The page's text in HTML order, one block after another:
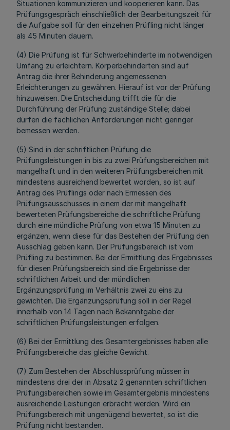
Situationen kommunizieren und kooperieren kann. Das
Prüfungsgespräch einschließlich der Bearbeitungszeit für
die Aufgabe soll für den einzelnen Prüfling nicht länger
als 45 Minuten dauern.
(4) Die Prüfung ist für Schwerbehinderte im notwendigen
Umfang zu erleichtern. Körperbehinderten sind auf
Antrag die ihrer Behinderung angemessenen
Erleichterungen zu gewähren. Hierauf ist vor der Prüfung
hinzuweisen. Die Entscheidung trifft die für die
Durchführung der Prüfung zuständige Stelle; dabei
dürfen die fachlichen Anforderungen nicht geringer
bemessen werden.
(5) Sind in der schriftlichen Prüfung die
Prüfungsleistungen in bis zu zwei Prüfungsbereichen mit
mangelhaft und in den weiteren Prüfungsbereichen mit
mindestens ausreichend bewertet worden, so ist auf
Antrag des Prüflings oder nach Ermessen des
Prüfungsausschusses in einem der mit mangelhaft
bewerteten Prüfungsbereiche die schriftliche Prüfung
durch eine mündliche Prüfung von etwa 15 Minuten zu
ergänzen, wenn diese für das Bestehen der Prüfung den
Ausschlag geben kann. Der Prüfungsbereich ist vom
Prüfling zu bestimmen. Bei der Ermittlung des Ergebnisses
für diesen Prüfungsbereich sind die Ergebnisse der
schriftlichen Arbeit und der mündlichen
Ergänzungsprüfung im Verhältnis zwei zu eins zu
gewichten. Die Ergänzungsprüfung soll in der Regel
innerhalb von 14 Tagen nach Bekanntgabe der
schriftlichen Prüfungsleistungen erfolgen.
(6) Bei der Ermittlung des Gesamtergebnisses haben alle
Prüfungsbereiche das gleiche Gewicht.
(7) Zum Bestehen der Abschlussprüfung müssen in
mindestens drei der in Absatz 2 genannten schriftlichen
Prüfungsbereichen sowie im Gesamtergebnis mindestens
ausreichende Leistungen erbracht werden. Wird ein
Prüfungsbereich mit ungenügend bewertet, so ist die
Prüfung nicht bestanden.